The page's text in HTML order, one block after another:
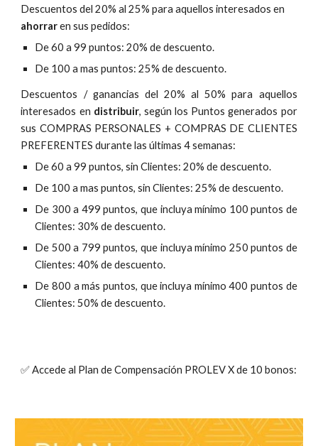
Descuentos del 20% al 25% para aquellos interesados en
ahorraren sus pedidos:
De 60 a 99 puntos: 20% de descuento.
De 100 a mas puntos: 25% de descuento.
Descuentos / ganancias del 20% al 50% para aquellos
interesados en distribuir, según los Puntos generados por
sus COMPRAS PERSONALES + COMPRAS DE CLIENTES
PREFERENTES durante las últimas 4 semanas:
De 60 a 99 puntos, sin Clientes: 20% de descuento.
De 100 a mas puntos, sin Clientes: 25% de descuento.
De 300 a 499 puntos, que incluya mínimo 100 puntos de
Clientes: 30% de descuento.
De 500 a 799 puntos, que incluya mínimo 250 puntos de
Clientes: 40% de descuento.
De 800 a más puntos, que incluya mínimo 400 puntos de
Clientes: 50% de descuento.
✅ Accede al Plan de Compensación PROLEV X de 10 bonos: